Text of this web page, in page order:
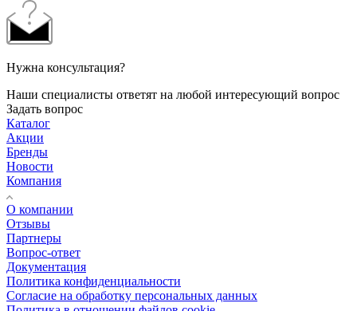
Нужна консультация?
Наши специалисты ответят на любой интересующий вопрос
Задать вопрос
Каталог
Акции
Бренды
Новости
Компания
О компании
Отзывы
Партнеры
Вопрос-ответ
Документация
Политика конфиденциальности
Согласие на обработку персональных данных